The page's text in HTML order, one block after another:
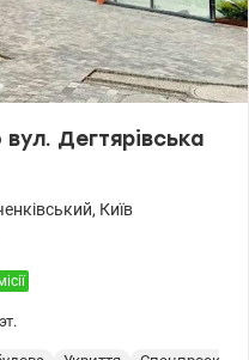
Дегтярівська
, Київ